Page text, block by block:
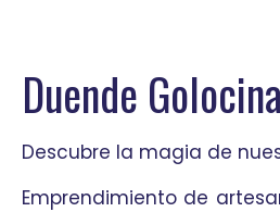
Duende
Descubre la magia de
Emprendimiento de